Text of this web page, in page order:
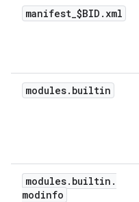
manifest_$BID . xml
modules. builtin
modules. builtin .
modinfo